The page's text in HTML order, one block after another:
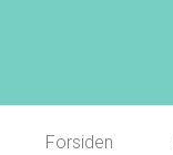
Forsiden